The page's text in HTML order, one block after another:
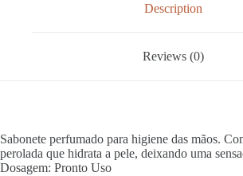
Description
Reviews (0)
Sabonete perfumado para higiene das mãos.
perolada que hidrata a pele, deixando uma
Dosagem: Pronto Uso